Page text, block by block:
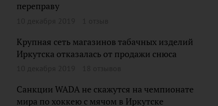
переправу
Крупная сеть магазинов табачных изделий
Иркутска отказалась от продажи снюса
Санкции WADA не скажутся на чемпионате
мира по хоккею с мячом в Иркутске